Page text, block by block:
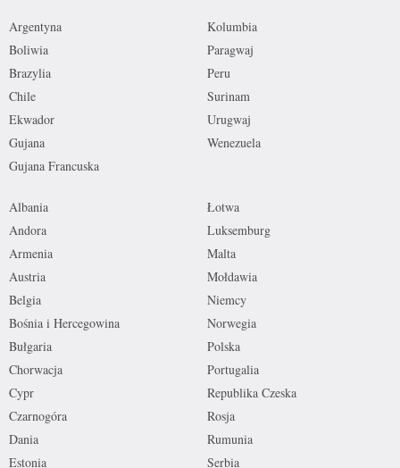
Argentyna
Boliwia
Brazylia
Chile
Ekwador
Gujana
Gujana Francuska
Kolumbia
Paragwaj
Peru
Surinam
Urugwaj
Wenezuela
Albania
Andora
Armenia
Austria
Belgia
Bośnia i Hercegowina
Bułgaria
Chorwacja
Cypr
Czarnogóra
Dania
Estonia
Łotwa
Luksemburg
Malta
Mołdawia
Niemcy
Norwegia
Polska
Portugalia
Republika Czeska
Rosja
Rumunia
Serbia